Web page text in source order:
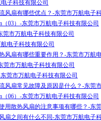
子科技有限公司
风扇有哪些优点？-东莞市万航电子
（03）-东莞市万航电子科技有限公司
莞市万航电子科技有限公司
电子科技有限公司
风扇有哪些重要作用？-东莞市万航
莞市万航电子科技有限公司
莞市万航电子科技有限公司
风扇常见故障及原因是什么？-东莞
（06）-东莞市万航电子科技有限公司
用散热风扇的注意事项有哪些？-东
扇之间有什么不同-东莞市万航电子